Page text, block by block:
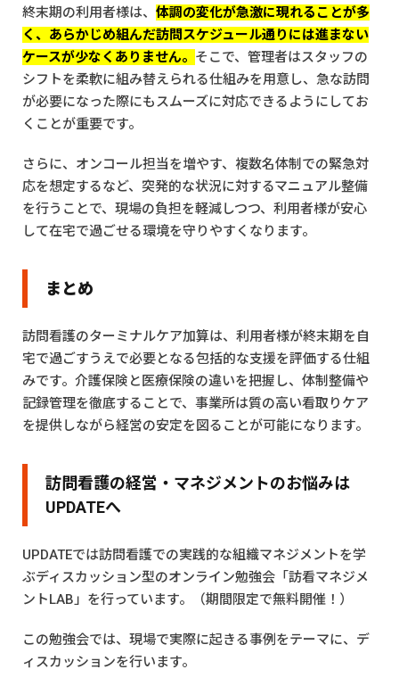
終末期の利用者様は、 体調の変化が急激に現れることが多
く、あらかじめ組んだ訪問スケジュール通りには進まない
ケースが少なくありません。 そこで、管理者はスタッフの
シフトを柔軟に組み替えられる仕組みを用意し、急な訪問
が必要になった際にもスムーズに対応できるようにしてお
くことが重要です。
さらに、オンコール担当を増やす、複数名体制での緊急対
応を想定するなど、突発的な状況に対するマニュアル整備
を行うことで、現場の負担を軽減しつつ、利用者様が安心
して在宅で過ごせる環境を守りやすくなります。
まとめ
訪問看護のターミナルケア加算は、利用者様が終末期を自
宅で過ごすうえで必要となる包括的な支援を評価する仕組
みです。介護保険と医療保険の違いを把握し、体制整備や
記録管理を徹底することで、事業所は質の高い看取りケア
を提供しながら経営の安定を図ることが可能になります。
訪問看護の経営・マネジメントのお悩みは
UPDATEへ
UPDATEでは訪問看護での実践的な組織マネジメントを学
ぶディスカッション型のオンライン勉強会「訪看マネジメ
ントLAB」を行っています。（期間限定で無料開催！）
この勉強会では、現場で実際に起きる事例をテーマに、デ
ィスカッションを行います。